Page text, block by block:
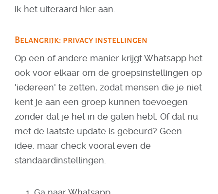
ik het uiteraard hier aan.
Belangrijk: privacy instellingen
Op een of andere manier krijgt Whatsapp het
ook voor elkaar om de groepsinstellingen op
'iedereen' te zetten, zodat mensen die je niet
kent je aan een groep kunnen toevoegen
zonder dat je het in de gaten hebt. Of dat nu
met de laatste update is gebeurd? Geen
idee, maar check vooral even de
standaardinstellingen.